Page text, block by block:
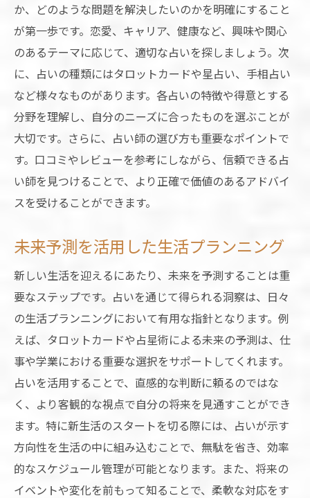
新生活を彩る占いの活用法
運勢を活かした新たな挑戦の仕方
占いで得る人生の指針とモチベーション
占いを通じた新たな発見と学び
占いがもたらす新生活の選択と決断のサポート
占いで得る決断力と選択肢の広げ方
新たな挑戦を後押しする占いの役割
迷った時の占い活用法
占いで学ぶリスクマネジメントの方法
占いが示すベストな選択肢の見つけ方
新年度の運勢を活かすための占い活用法
運勢を最大限に引き出す占いの技法
新年度に向けた運勢の活用ガイド
占いで得る自分だけのライフプラン
運勢を活かした目標達成のステップ
新たな出会いやチャンスを生かす方法
占いを通じた自己啓発のヒント
新生活を占いで充実させるための具体的なアク
か、どのような問題を解決したいのかを明確にすること
が第一歩です。恋愛、キャリア、健康など、興味や関心
のあるテーマに応じて、適切な占いを探しましょう。次
に、占いの種類にはタロットカードや星占い、手相占い
など様々なものがあります。各占いの特徴や得意とする
分野を理解し、自分のニーズに合ったものを選ぶことが
大切です。さらに、占い師の選び方も重要なポイントで
す。口コミやレビューを参考にしながら、信頼できる占
い師を見つけることで、より正確で価値のあるアドバイ
スを受けることができます。
未来予測を活用した生活プランニング
新しい生活を迎えるにあたり、未来を予測することは重
要なステップです。占いを通じて得られる洞察は、日々
の生活プランニングにおいて有用な指針となります。例
えば、タロットカードや占星術による未来の予測は、仕
事や学業における重要な選択をサポートしてくれます。
占いを活用することで、直感的な判断に頼るのではな
く、より客観的な視点で自分の将来を見通すことができ
ます。特に新生活のスタートを切る際には、占いが示す
方向性を生活の中に組み込むことで、無駄を省き、効率
的なスケジュール管理が可能となります。また、将来の
イベントや変化を前もって知ることで、柔軟な対応をす